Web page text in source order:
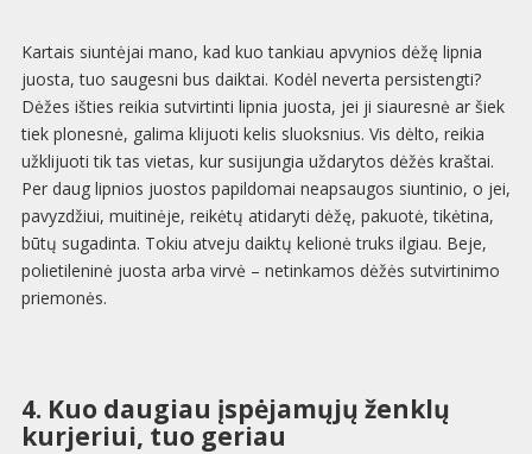
Kartais siuntėjai mano, kad kuo tankiau apvynios dėžę lipnia
juosta, tuo saugesni bus daiktai. Kodėl neverta persistengti?
Dėžes išties reikia sutvirtinti lipnia juosta, jei ji siauresnė ar šiek
tiek plonesnė, galima klijuoti kelis sluoksnius. Vis dėlto, reikia
užklijuoti tik tas vietas, kur susijungia uždarytos dėžės kraštai.
Per daug lipnios juostos papildomai neapsaugos siuntinio, o jei,
pavyzdžiui, muitinėje, reikėtų atidaryti dėžę, pakuotė, tikėtina,
būtų sugadinta. Tokiu atveju daiktų kelionė truks ilgiau. Beje,
polietileninė juosta arba virvė – netinkamos dėžės sutvirtinimo
priemonės.
4. Kuo daugiau įspėjamųjų ženklų
kurjeriui, tuo geriau